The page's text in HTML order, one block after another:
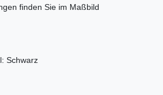
finden Sie im Maßbild
Schwarz